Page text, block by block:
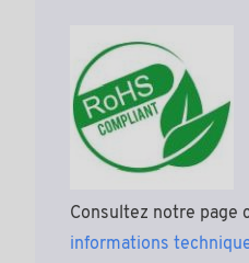
Consultez notre page
informations